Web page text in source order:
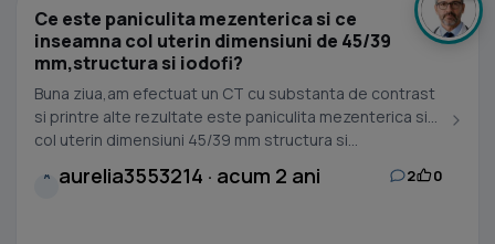
Ce este paniculita mezenterica si ce
inseamna col uterin dimensiuni de 45/39
mm,structura si iodofi?
Buna ziua,am efectuat un CT cu substanta de contrast
si printre alte rezultate este paniculita mezenterica si
col uterin dimensiuni 45/39 mm structura si...
A aurelia3553214 · acum 2 ani 2 0